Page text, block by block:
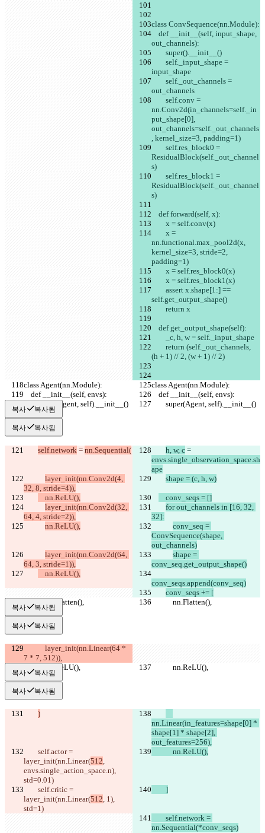
class ConvSequence(nn.Module):
out_channels):
        super().__init__()
input_shape
out_channels
nn.Conv2d(in_channels=self._in
put_shape[0],
out_channels=self._out_channels
, kernel_size=3, padding=1)
ResidualBlock(self._out_channel
s)
ResidualBlock(self._out_channel
s)
    def forward(self, x):
        x = self.conv(x)
nn.functional.max_pool2d(x,
kernel_size=3, stride=2,
padding=1)
        x = self.res_block0(x)
        x = self.res_block1(x)
self.get_output_shape()
        return x
    def get_output_shape(self):
        _c, h, w = self._input_shape
(h + 1) // 2, (w + 1) // 2)
class Agent(nn.Module):
class Agent(nn.Module):
    def __init__(self, envs):
    def __init__(self, envs):
        super(Agent, self).__init__()
        super(Agent, self).__init__()
복사 복사됨
복사 복사됨
self.network = nn.Sequential( h, w, c =
envs.single_observation_space.sh
ape
layer_init(nn.Conv2d(4,
32, 8, stride=4)),
shape = (c, h, w)
    nn.ReLU(),
    conv_seqs = []
layer_init(nn.Conv2d(32,
64, 4, stride=2)),
for out_channels in [16, 32,
32]:
nn.ReLU(),
conv_seq =
ConvSequence(shape,
out_channels)
layer_init(nn.Conv2d(64,
64, 3, stride=1)),
shape =
conv_seq.get_output_shape()
    nn.ReLU(),
conv_seqs.append(conv_seq)
conv_seqs += [
            nn.Flatten(),
            nn.Flatten(),
복사 복사됨
복사 복사됨
7 * 7, 512)),
            nn.ReLU(),
            nn.ReLU(),
복사 복사됨
복사 복사됨
)
nn.Linear(in_features=shape[0] *
shape[1] * shape[2],
out_features=256),
layer_init(nn.Linear(512,
envs.single_action_space.n),
std=0.01)
            nn.ReLU(),
layer_init(nn.Linear(512, 1),
std=1)
        ]
nn.Sequential(*conv_seqs)